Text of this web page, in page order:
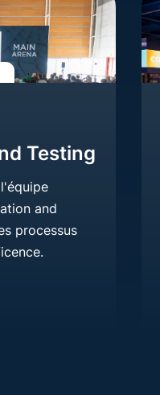
Testing
and
processus